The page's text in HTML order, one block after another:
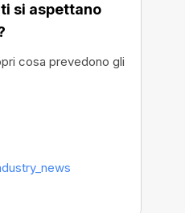
si aspettano
cosa prevedono gli